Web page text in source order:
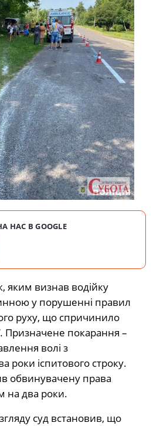
НАС В GOOGLE
яким визнав водійку
у порушенні правил
руху, що спричинило
Призначене покарання –
волі з
роки іспитового строку.
обвинувачену права
на два роки.
суд встановив, що